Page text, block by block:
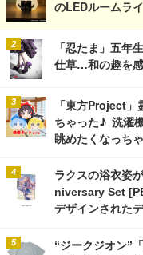
のLEDルームラ
「忍たま」五年
仕草…和の趣を
「東方Project」
ちゃった♪ 洗濯
眺めたくなっち
ラクスの浴衣姿
niversary Set
デザインされた
“ジークジオン”